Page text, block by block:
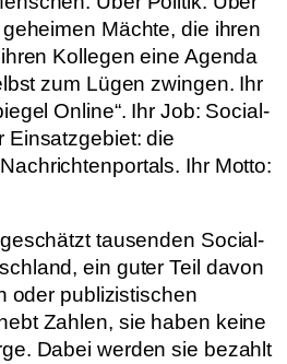
Mächte, die ihren
Kollegen eine Agenda
zum Lügen zwingen. Ihr
Online“. Ihr Job: Social-
Einsatzgebiet: die
Ihr Motto:
tausenden Social-
ein guter Teil davon
oder publizistischen
Zahlen, sie haben keine
Dabei werden sie bezahlt